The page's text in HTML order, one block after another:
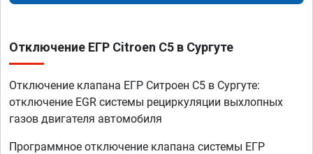
Отключение ЕГР Citroen C5 в Сургуте
Отключение клапана ЕГР Ситроен C5 в Сургуте:
отключение EGR системы рециркуляции выхлопных
газов двигателя автомобиля
Программное отключение клапана системы ЕГР